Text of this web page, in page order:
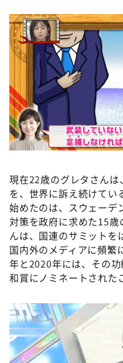
現在22歳のグレタさん
を、世界に訴え続けてい
始めたのは、スウェーデ
対策を政府に求めた15
んは、国連のサミットを
国内外のメディアに頻繁
年と2020年には、その
和賞にノミネートされた